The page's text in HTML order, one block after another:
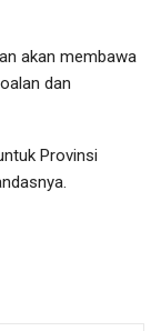
akan membawa
dan
Provinsi